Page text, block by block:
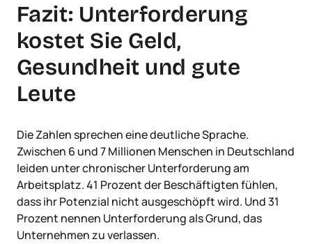
Fazit: Unterforderung
kostet Sie Geld,
Gesundheit und gute
Leute
Die Zahlen sprechen eine deutliche Sprache.
Zwischen 6 und 7 Millionen Menschen in Deutschland
leiden unter chronischer Unterforderung am
Arbeitsplatz. 41 Prozent der Beschäftigten fühlen,
dass ihr Potenzial nicht ausgeschöpft wird. Und 31
Prozent nennen Unterforderung als Grund, das
Unternehmen zu verlassen.